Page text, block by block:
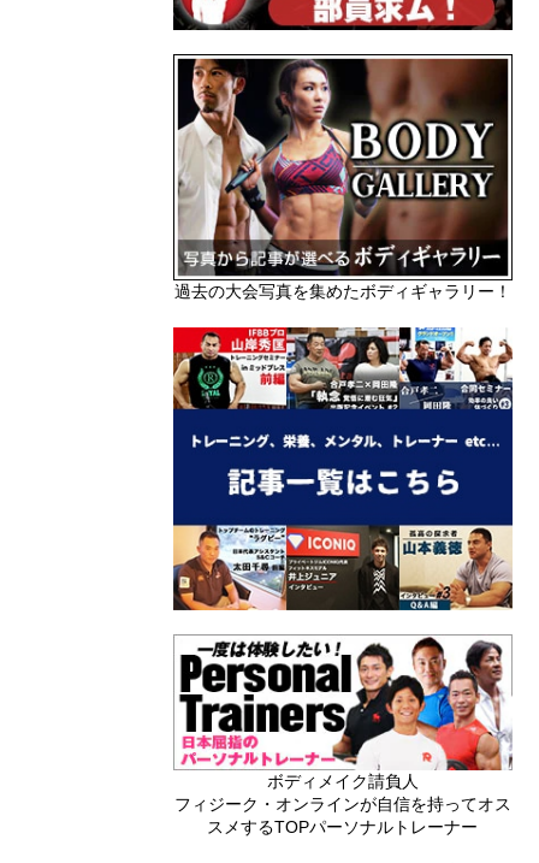
過去の大会写真を集めたボディギャラリー！
ボディメイク請負人
フィジーク・オンラインが自信を持ってオス
スメするTOPパーソナルトレーナー